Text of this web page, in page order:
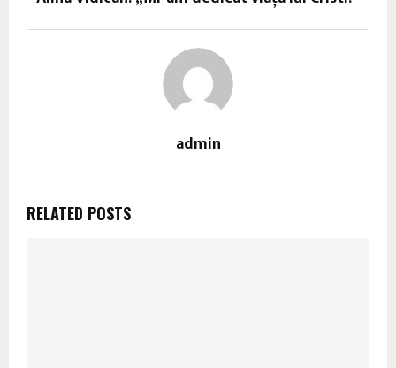
admin
RELATED POSTS